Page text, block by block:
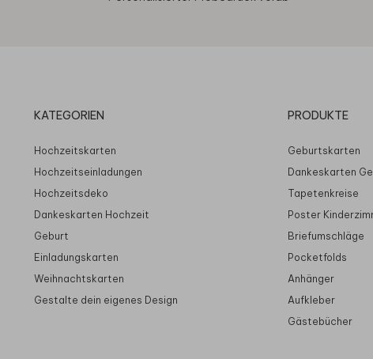
KATEGORIEN
Hochzeitskarten
Hochzeitseinladungen
Hochzeitsdeko
Dankeskarten Hochzeit
Geburt
Einladungskarten
Weihnachtskarten
Gestalte dein eigenes Design
PRODUKTE
Geburtskarten
Dankeskarten
Tapetenkreise
Poster
Briefumschläge
Pocketfolds
Anhänger
Aufkleber
Gästebücher